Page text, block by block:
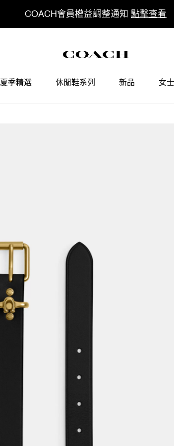
COACH會員權益調整通知 點擊查看
夏季精選 休閒鞋系列 新品 女士